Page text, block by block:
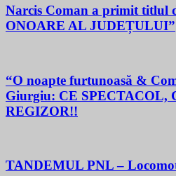
Narcis Coman a primit titlul
ONOARE AL JUDEȚULUI”
“O noapte furtunoasă &
Giurgiu: CE SPECTACOL,
REGIZOR!!
TANDEMUL PNL –